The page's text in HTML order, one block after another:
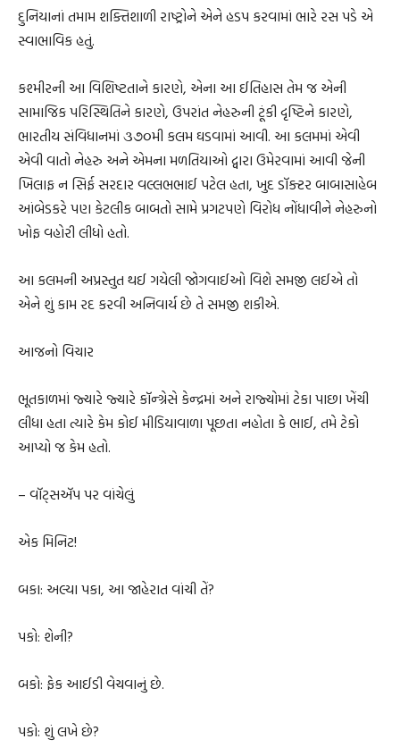
દુનિયાનાં તમામ શક્તિશાળી રાષ્ટ્રોને એને હડપ કરવામાં ભારે રસ પડે એ
સ્વાભાવિક હતું.
કશ્મીરની આ વિશિષ્ટતાને કારણે, એના આ ઈતિહાસ તેમ જ એની
સામાજિક પરિસ્થિતિને કારણે, ઉપરાંત નેહરુની ટૂંકી દૃષ્ટિને કારણે,
ભારતીય સંવિધાનમાં ૩૭૦મી કલમ ઘડવામાં આવી. આ કલમમાં એવી
એવી વાતો નેહરુ અને એમના મળતિયાઓ દ્વારા ઉમેરવામાં આવી જેની
ખિલાફ ન સિર્ફ સરદાર વલ્લભભાઈ પટેલ હતા, ખુદ ડૉક્ટર બાબાસાહેબ
આંબેડકરે પણ કેટલીક બાબતો સામે પ્રગટપણે વિરોધ નોંધાવીને નેહરુનો
ખોફ વહોરી લીધો હતો.
આ કલમની અપ્રસ્તુત થઈ ગયેલી જોગવાઈઓ વિશે સમજી લઈએ તો
એને શું કામ રદ કરવી અનિવાર્ય છે તે સમજી શકીએ.
આજનો વિચાર
ભૂતકાળમાં જ્યારે જ્યારે કૉન્ગ્રેસે કેન્દ્રમાં અને રાજ્યોમાં ટેકા પાછા ખેંચી
લીધા હતા ત્યારે કેમ કોઈ મીડિયાવાળા પૂછતા નહોતા કે ભાઈ, તમે ટેકો
આપ્યો જ કેમ હતો.
– વૉટ્સઍપ પર વાંચેલું
એક મિનિટ!
બકા: અલ્યા પકા, આ જાહેરાત વાંચી તેં?
પકો: શેની?
બકો: ફેક આઈડી વેચવાનું છે.
પકો: શું લખે છે?